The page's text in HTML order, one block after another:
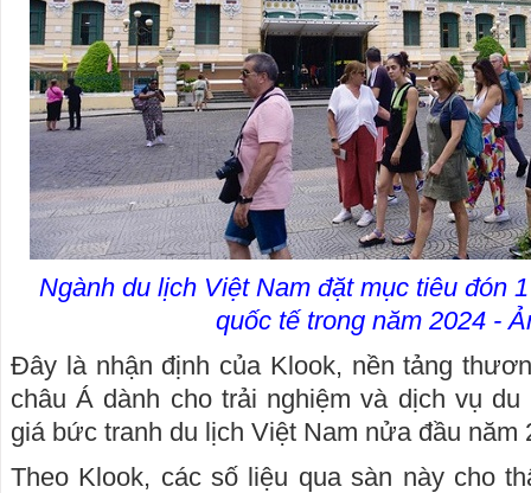
Ngành du lịch Việt Nam đặt mục tiêu đón
quốc tế trong năm 2024 -
Đây là nhận định của Klook, nền tảng
châu Á dành cho trải nghiệm và dịch vụ
giá bức tranh du lịch Việt Nam nửa đầu năm
Theo Klook, các số liệu qua sàn này cho